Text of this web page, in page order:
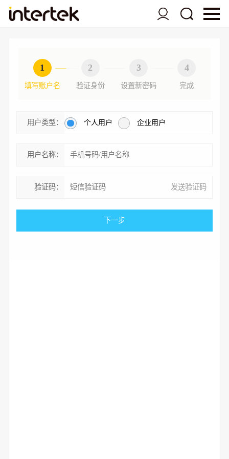
1
填写账户名
2
验证身份
3
设置新密码
4
完成
用户类型： 个人用户 企业用户
用户名称：
验证码： 发送验证码
下一步